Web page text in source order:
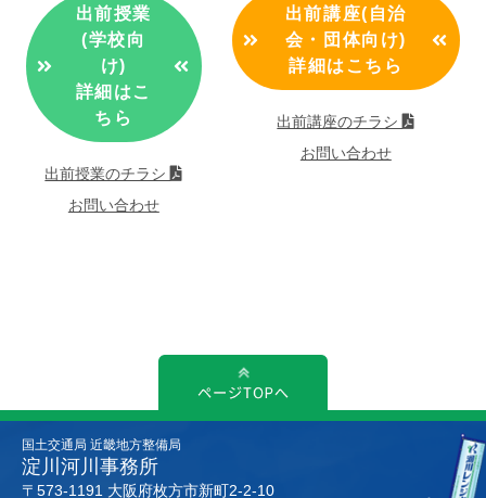
出前授業
(学校向
け)
詳細はこ
ちら
出前授業のチラシ
お問い合わせ
出前講座(自治
会・団体向け)
詳細はこちら
出前講座のチラシ
お問い合わせ
国土交通局 近畿地方整備局
淀川河川事務所
〒573-1191 大阪府枚方市新町2-2-10